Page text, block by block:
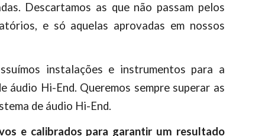
Descartamos as que não passam pelos
e só aquelas aprovadas em nossos
instalações e instrumentos para a
áudio Hi-End. Queremos sempre superar as
de áudio Hi-End.
e calibrados para garantir um resultado